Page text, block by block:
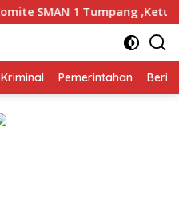
,Ketua DPD IWOI Buka
Pemerintahan